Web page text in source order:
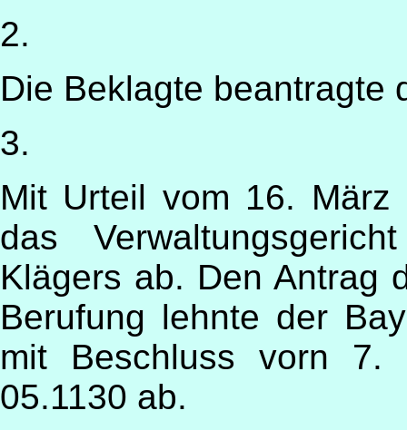
2.
Die Beklagte beantragte
3.
Mit Urteil vom 16.
das
Klägers ab. Den Antrag
Berufung lehnte der
mit Beschluss vorn 7.
05.1130 ab.